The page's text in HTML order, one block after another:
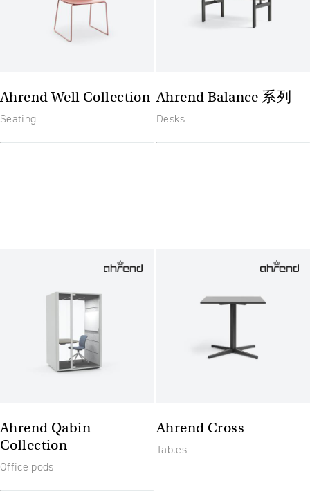
Ahrend Well Collection
Seating
Ahrend Balance 系列
Desks
Ahrend Qabin
Collection
Office pods
Ahrend Cross
Tables